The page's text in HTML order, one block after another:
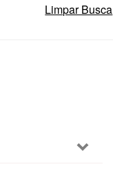
Limpar Busca